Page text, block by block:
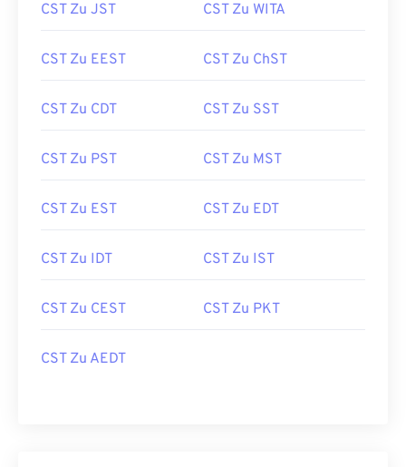
CST Zu JST CST Zu WITA
CST Zu EEST CST Zu ChST
CST Zu CDT CST Zu SST
CST Zu PST CST Zu MST
CST Zu EST CST Zu EDT
CST Zu IDT CST Zu IST
CST Zu CEST CST Zu PKT
CST Zu AEDT